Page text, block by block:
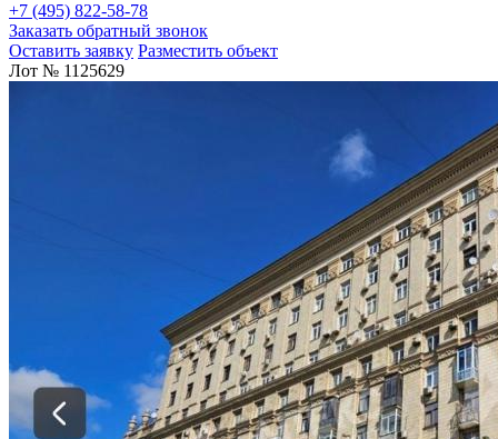
+7 (495) 822-58-78
Заказать обратный звонок
Оставить заявку Разместить объект
Лот № 1125629